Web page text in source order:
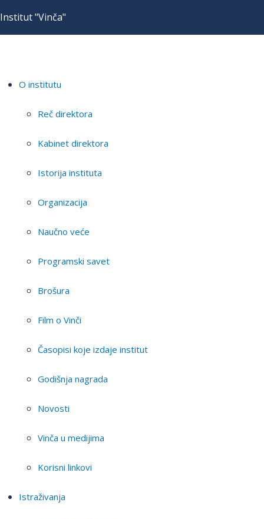
Institut "Vinča"
O institutu
Reč direktora
Kabinet direktora
Istorija instituta
Organizacija
Naučno veće
Programski savet
Brošura
Film o Vinči
Časopisi koje izdaje institut
Godišnja nagrada
Novosti
Vinča u medijima
Korisni linkovi
Istraživanja